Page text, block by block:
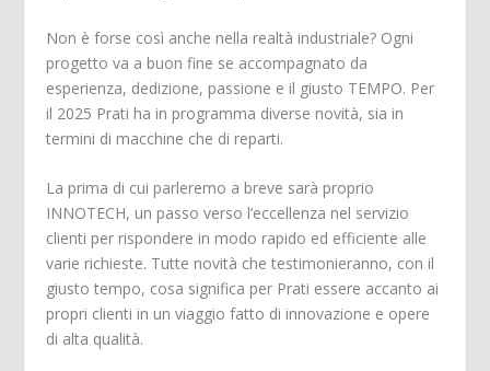
Non è forse così anche nella realtà industriale? Ogni
progetto va a buon fine se accompagnato da
esperienza, dedizione, passione e il giusto TEMPO. Per
il 2025 Prati ha in programma diverse novità, sia in
termini di macchine che di reparti.
La prima di cui parleremo a breve sarà proprio
INNOTECH, un passo verso l’eccellenza nel servizio
clienti per rispondere in modo rapido ed efficiente alle
varie richieste. Tutte novità che testimonieranno, con il
giusto tempo, cosa significa per Prati essere accanto ai
propri clienti in un viaggio fatto di innovazione e opere
di alta qualità.